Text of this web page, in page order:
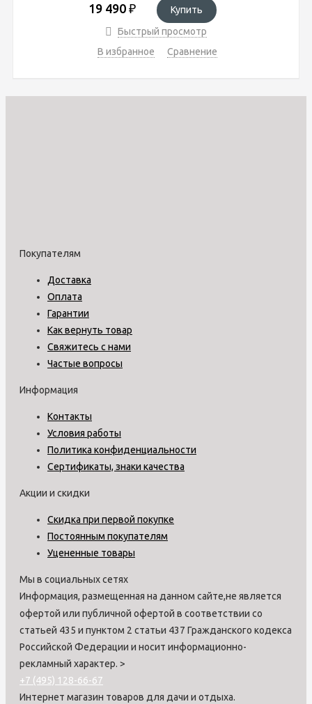
19 490 ₽
Купить
Быстрый просмотр
В избранное
Сравнение
Покупателям
Доставка
Оплата
Гарантии
Как вернуть товар
Свяжитесь с нами
Частые вопросы
Информация
Контакты
Условия работы
Политика конфиденциальности
Сертификаты, знаки качества
Акции и скидки
Скидка при первой покупке
Постоянным покупателям
Уцененные товары
Мы в социальных сетях
Информация, размещенная на данном сайте,не является
офертой или публичной офертой в соответствии со
статьей 435 и пунктом 2 статьи 437 Гражданского кодекса
Российской Федерации и носит информационно-
рекламный характер. >
+7 (495) 128-66-67
Интернет магазин товаров для дачи и отдыха.